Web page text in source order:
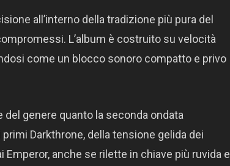
all’interno della tradizione più pura del
L’album è costruito su velocità
come un blocco sonoro compatto e privo
genere quanto la seconda ondata
Darkthrone, della tensione gelida dei
anche se rilette in chiave più ruvida e